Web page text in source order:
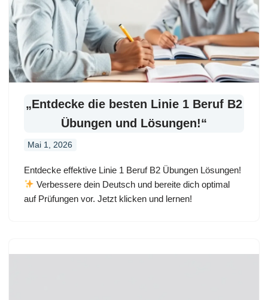
„Entdecke die besten Linie 1 Beruf B2
Übungen und Lösungen!“
Mai 1, 2026
Entdecke effektive Linie 1 Beruf B2 Übungen Lösungen!
Verbessere dein Deutsch und bereite dich optimal
auf Prüfungen vor. Jetzt klicken und lernen!